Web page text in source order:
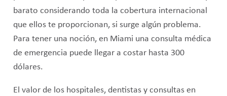
barato considerando toda la cobertura internacional
que ellos te proporcionan, si surge algún problema.
Para tener una noción, en Miami una consulta médica
de emergencia puede llegar a costar hasta 300
dólares.
El valor de los hospitales, dentistas y consultas en